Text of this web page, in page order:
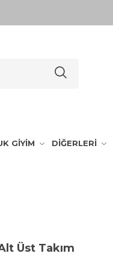
GİYİM DİĞERLERİ
Üst Takım